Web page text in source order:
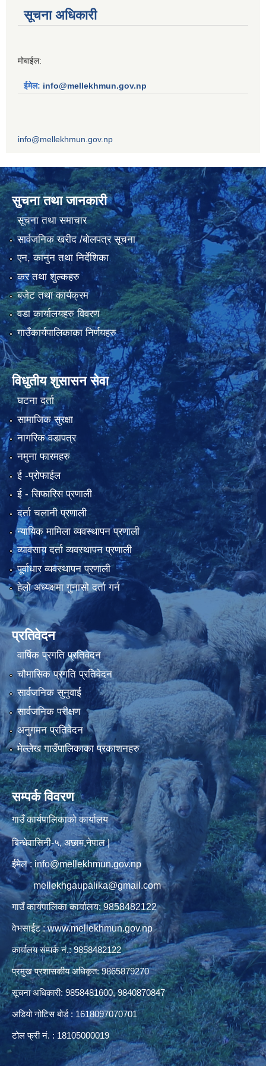
सूचना अधिकारी
मोबाईल:
ईमेल: info@mellekhmun.gov.np
info@mellekhmun.gov.np
सुचना तथा जानकारी
सूचना तथा समाचार
सार्वजनिक खरीद /बोलपत्र सूचना
एन, कानुन तथा निर्देशिका
कर तथा शुल्कहरु
बजेट तथा कार्यक्रम
वडा कार्यालयहरु विवरण
गाउँकार्यपालिकाका निर्णयहरु
विधुतीय शुसासन सेवा
घटना दर्ता
सामाजिक सुरक्षा
नागरिक वडापत्र
नमुना फारमहरु
ई -प्रोफाईल
ई‍ - सिफारिस प्रणाली
दर्ता चलानी प्रणाली
न्यायिक मामिला व्यवस्थापन प्रणाली
व्यावसाय दर्ता व्यवस्थापन प्रणाली
पूर्वाधार व्यवस्थापन प्रणाली
हेलो अध्यक्षमा गुनासो दर्ता गर्न
प्रतिवेदन
वार्षिक प्रगति प्रतिवेदन
चौमासिक प्रगति प्रतिवेदन
सार्वजनिक सुनुवाई
सार्वजनिक परीक्षण
अनुगमन प्रतिवेदन
मेल्लेख गाउँपालिकाका प्रकाशनहरु
सम्पर्क विवरण
गाउँ कार्यपालिकाको कार्यालय
बिन्धेवासिनी-५, अछाम,नेपाल |
ईमेल : info@mellekhmun.gov.np
mellekhgaupalika@gmail.com
गाउँ कार्यपालिका कार्यालय: 9858482122
वेभसाईट : www.mellekhmun.gov.np
कार्यालय संम्पर्क नं.: 9858482122
प्रमुख प्रशासकीय अधिकृत: 9865879270
सूचना अधिकारी: 9858481600, 9840870847
अडियो नोटिस बोर्ड : 1618097070701
टोल फ्री नं. : 18105000019